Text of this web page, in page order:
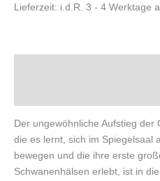
Lieferzeit: i.d.R. 3 - 4 Werktage
Der ungewöhnliche Aufstieg der
die es lernt, sich im Spiegelsaal
bewegen und die ihre erste
Schwanenhälsen erlebt, ist in